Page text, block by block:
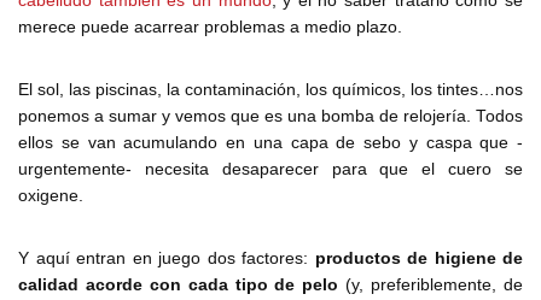
merece puede acarrear problemas a medio plazo.
El sol, las piscinas, la contaminación, los químicos, los tintes…nos
ponemos a sumar y vemos que es una bomba de relojería. Todos
ellos se van acumulando en una capa de sebo y caspa que -
urgentemente- necesita desaparecer para que el cuero se
oxigene.
Y aquí entran en juego dos factores: productos de higiene de
calidad acorde con cada tipo de pelo(y, preferiblemente, de